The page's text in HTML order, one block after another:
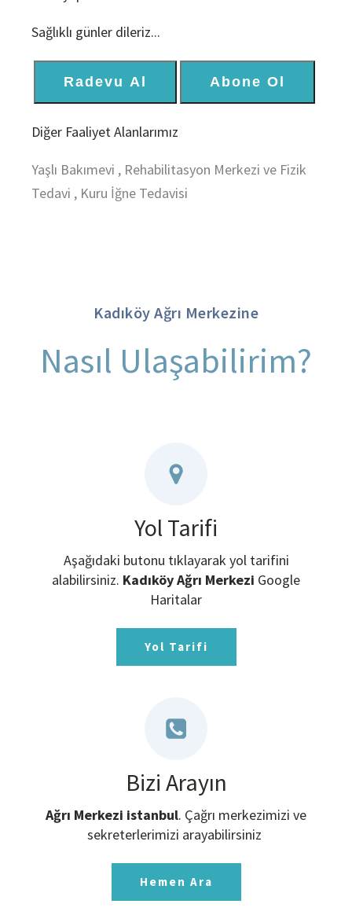
Sağlıklı günler dileriz...
Radevu Al Abone Ol
Diğer Faaliyet Alanlarımız
Yaşlı Bakımevi , Rehabilitasyon Merkezi ve Fizik
Tedavi , Kuru İğne Tedavisi
Kadıköy Ağrı Merkezine
Nasıl Ulaşabilirim?
Yol Tarifi
Aşağıdaki butonu tıklayarak yol tarifini
alabilirsiniz. Kadıköy Ağrı Merkezi Google
Haritalar
Yol Tarifi
Bizi Arayın
Ağrı Merkezi istanbul. Çağrı merkezimizi ve
sekreterlerimizi arayabilirsiniz
Hemen Ara